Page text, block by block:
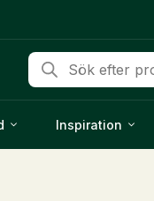
Produktsökning
Inspiration